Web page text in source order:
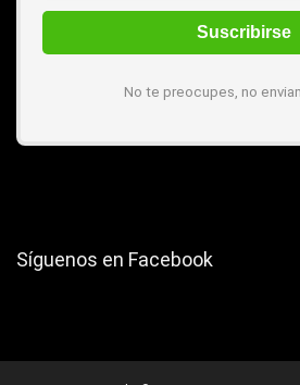
No te preocupes, no
Síguenos en Facebook